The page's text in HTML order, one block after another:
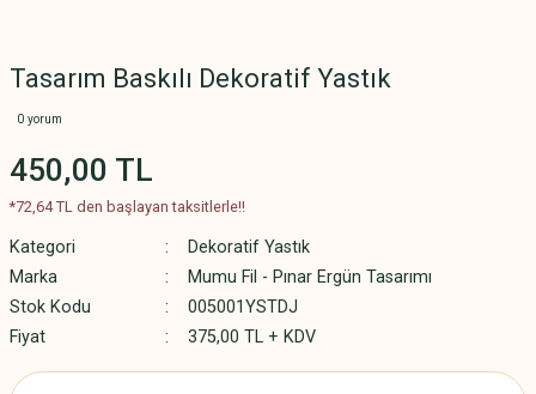
Tasarım Baskılı Dekoratif Yastık
0 yorum
450,00 TL
*72,64 TL den başlayan taksitlerle!!
Kategori
Dekoratif Yastık
Marka
Mumu Fil - Pınar Ergün Tasarımı
Stok Kodu
005001YSTDJ
Fiyat
375,00 TL + KDV